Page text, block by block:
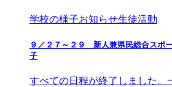
学校の様子お知らせ生徒活動
９／２７～２９ 新人兼県民総合スポ
子
すべての日程が終了しました。